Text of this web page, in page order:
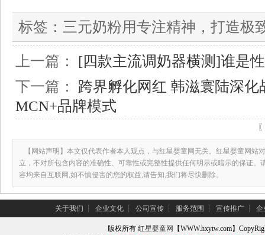
标签： 三元奶粉用专注精神，打造极
上一篇： [四款主流调奶器横测]谁是
下一篇： 跨界孵化网红 韩滋寰陆深化
MCN+品牌模式
【网站声明】本文仅代表作者本人观点，与红星婴童网无关。红星婴童网站
立，不对所包含内容的准确性、可靠性或完整性提供任何明示或暗示的保证。
容均来自互联网,如不慎侵害的您的权益,请告知,我们将尽快删除。
关于我们 ┆ 企业文化 ┆ 公司宣传 ┆ 服务范围 ┆ 宣传推广 ┆ 企
版权所有红星婴童网
【WWW.hxytw.com】